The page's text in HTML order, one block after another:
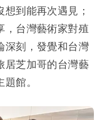
到能再次遇見；
，台灣藝術家對殖
深刻，發覺和台灣
居芝加哥的台灣藝
館。